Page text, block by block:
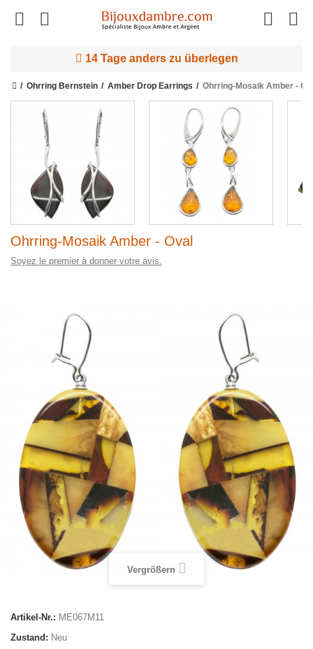
14 Tage anders zu überlegen
Ohrring Bernstein Amber Drop Earrings Ohrring-Mosaik Amber -
Ohrring-Mosaik Amber - Oval
Soyez le premier à donner votre avis.
Vergrößern
Artikel-Nr.: ME067M11
Zustand: Neu